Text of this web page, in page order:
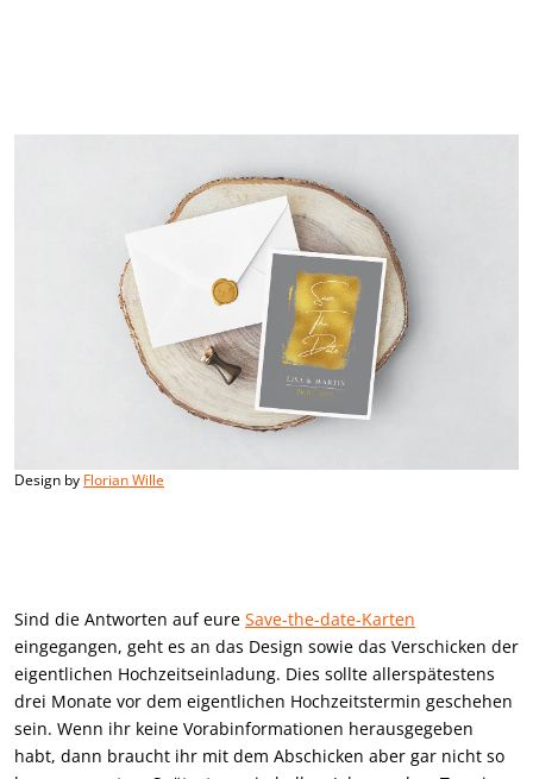
Design by Florian Wille
Sind die Antworten auf eure Save-the-date-Karten
eingegangen, geht es an das Design sowie das Verschicken der
eigentlichen Hochzeitseinladung. Dies sollte allerspätestens
drei Monate vor dem eigentlichen Hochzeitstermin geschehen
sein. Wenn ihr keine Vorabinformationen herausgegeben
habt, dann braucht ihr mit dem Abschicken aber gar nicht so